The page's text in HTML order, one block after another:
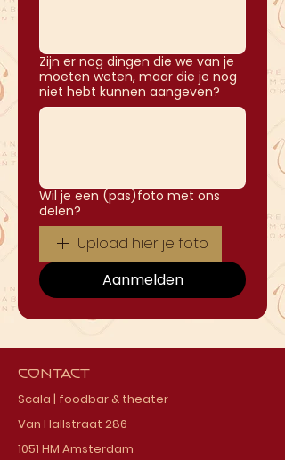
Zijn er nog dingen die we van je
moeten weten, maar die je nog
niet hebt kunnen aangeven?
Wil je een (pas)foto met ons
delen?
Upload hier je foto
Aanmelden
Contact
Scala | foodbar & theater
Van Hallstraat 286
1051 HM Amsterdam